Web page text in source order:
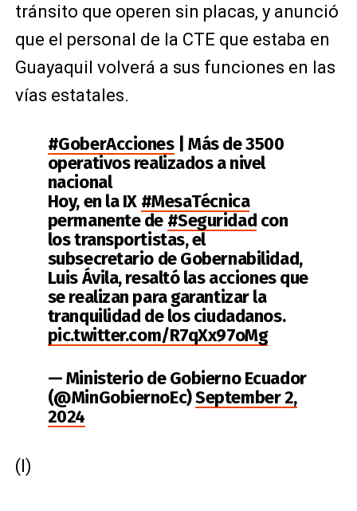
tránsito que operen sin placas, y anunció
que el personal de la CTE que estaba en
Guayaquil volverá a sus funciones en las
vías estatales.
#GoberAcciones| Más de 3500
operativos realizados a nivel
nacional
Hoy, en la IX #MesaTécnica
permanente de #Seguridad con
los transportistas, el
subsecretario de Gobernabilidad,
Luis Ávila, resaltó las acciones que
se realizan para garantizar la
tranquilidad de los ciudadanos.
pic.twitter.com/R7qXx97oMg
— Ministerio de Gobierno Ecuador
(@MinGobiernoEc)September 2,
2024
(I)